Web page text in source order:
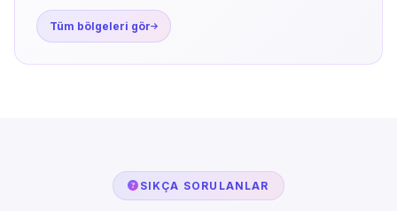
Tüm bölgeleri gör
SIKÇA SORULANLAR